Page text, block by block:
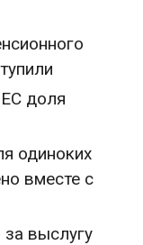
доля
одиноких
вместе с
выслугу